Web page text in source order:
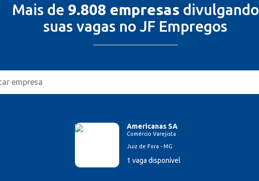
Mais de 9.808 empresas divulgando
suas vagas no JF Empregos
Americanas SA
Comércio Varejista
Juiz de Fora - MG
1 vaga disponível